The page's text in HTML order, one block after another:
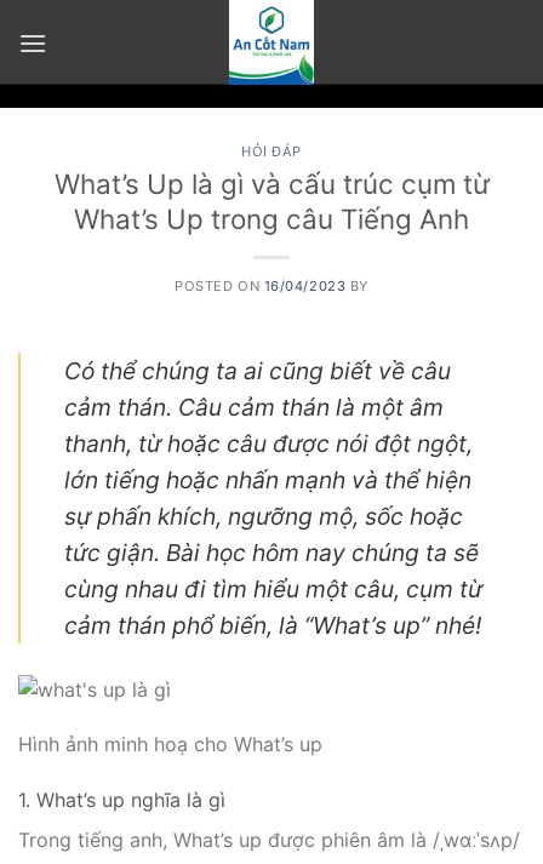
HỎI ĐÁP
What’s Up là gì và cấu trúc cụm từ
What’s Up trong câu Tiếng Anh
POSTED ON 16/04/2023 BY
Có thể chúng ta ai cũng biết về câu
cảm thán. Câu cảm thán là một âm
thanh, từ hoặc câu được nói đột ngột,
lớn tiếng hoặc nhấn mạnh và thể hiện
sự phấn khích, ngưỡng mộ, sốc hoặc
tức giận. Bài học hôm nay chúng ta sẽ
cùng nhau đi tìm hiểu một câu, cụm từ
cảm thán phổ biến, là “What’s up” nhé!
Hình ảnh minh hoạ cho What’s up
1. What’s up nghĩa là gì
Trong tiếng anh, What’s up được phiên âm là /ˌwɑːˈsʌp/